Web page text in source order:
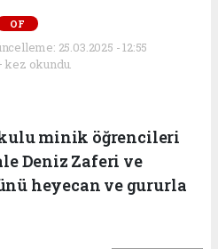
OF
25.03.2025 - 12:55
kez okundu.
minik öğrencileri
Deniz Zaferi ve
heyecan ve gururla